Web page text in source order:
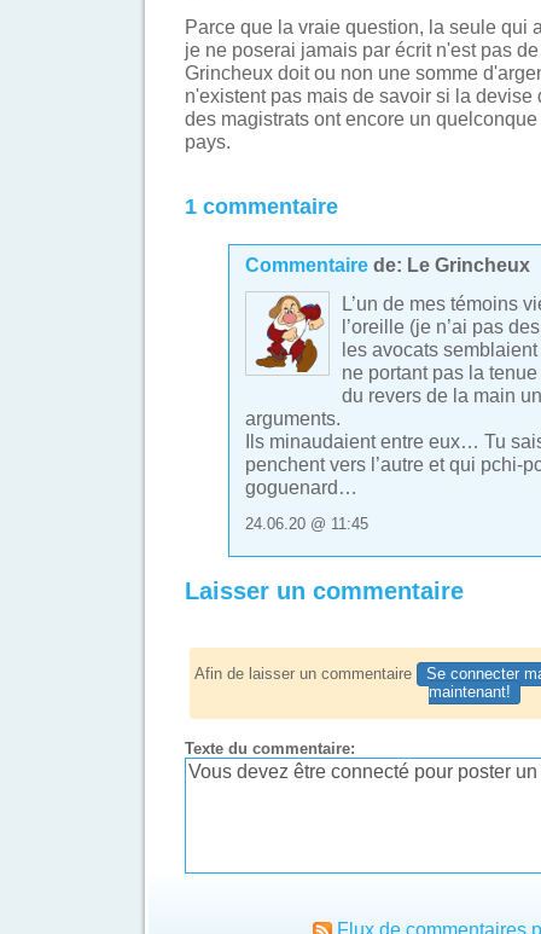
Parce que la vraie question, la seule qui
je ne poserai jamais par écrit n'est pas
Grincheux doit ou non une somme
n'existent pas mais de savoir si la devise
des magistrats ont encore un
pays.
1 commentaire
Commentairede: Le Grincheux
L’un de mes témoins
l’oreille (je n’ai pas
les avocats
ne portant pas la
du revers de la main
arguments.
Ils minaudaient entre eux… Tu
penchent vers l’autre et qui pchi-
goguenard…
24.06.20 @ 11:45
Laisser un commentaire
Afin de laisser un commentaire
Se connecter
maintenant!
Texte du commentaire:
Flux de commentaires